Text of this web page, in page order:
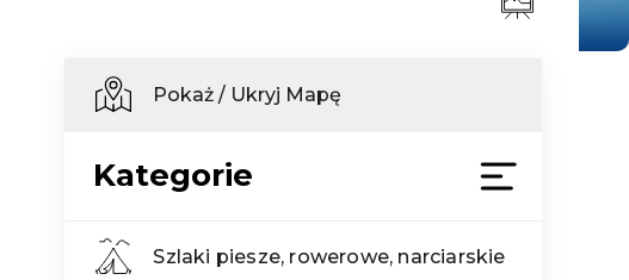
Pokaż / Ukryj Mapę
Kategorie
Szlaki piesze, rowerowe, narciarskie